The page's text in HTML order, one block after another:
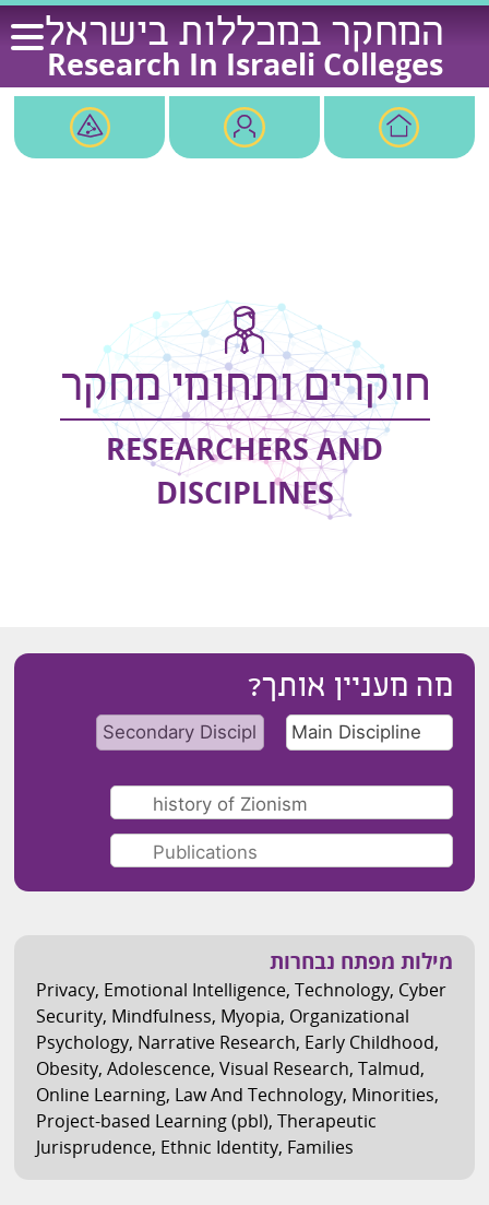
Skip
content
המחקר במכללות בישראל
Research In Israeli Colleges
חוקרים ותחומי מחקר
RESEARCHERS AND
DISCIPLINES
מה מעניין אותך?
מילות מפתח נבחרות
Privacy, Emotional Intelligence,Technology, Cyber
Security, Mindfulness, Myopia, Organizational
Psychology, Narrative Research, Early Childhood,
Obesity,Adolescence,Visual Research,Talmud,
Online Learning, Law And Technology, Minorities,
Project-based Learning (pbl),Therapeutic
Jurisprudence, Ethnic Identity, Families